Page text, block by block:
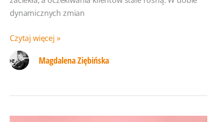
dynamicznych zmian
Sztuczna
inteligencja
sposobem
kryzysu?
Czytaj więcej »
Magdalena Ziębińska